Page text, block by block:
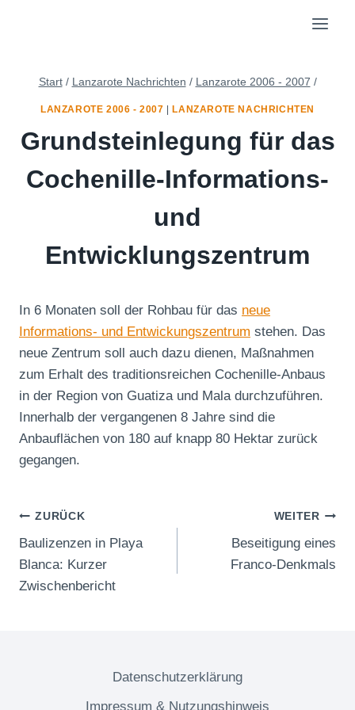
Start / Lanzarote Nachrichten / Lanzarote 2006 - 2007 /
LANZAROTE 2006 - 2007 LANZAROTE NACHRICHTEN
Grundsteinlegung für das
Cochenille-Informations-
und
Entwicklungszentrum
In 6 Monaten soll der Rohbau für das neue
Informations- und Entwickungszentrum stehen. Das
neue Zentrum soll auch dazu dienen, Maßnahmen
zum Erhalt des traditionsreichen Cochenille-Anbaus
in der Region von Guatiza und Mala durchzuführen.
Innerhalb der vergangenen 8 Jahre sind die
Anbauflächen von 180 auf knapp 80 Hektar zurück
gegangen.
Beitragsnavigation
ZURÜCK
Baulizenzen in Playa
Blanca: Kurzer
Zwischenbericht
WEITER
Beseitigung eines
Franco-Denkmals
Datenschutzerklärung
Impressum & Nutzungshinweis